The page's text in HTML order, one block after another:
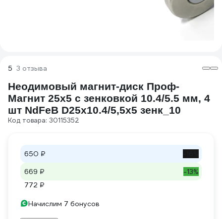
5 3 отзыва
Неодимовый магнит-диск Проф-
Магнит 25x5 с зенковкой 10.4/5.5 мм, 4
шт NdFeB D25x10.4/5,5x5 зенк_10
Код товара: 30115352
650 ₽
669 ₽
-13%
772 ₽
Начислим 7 бонусов